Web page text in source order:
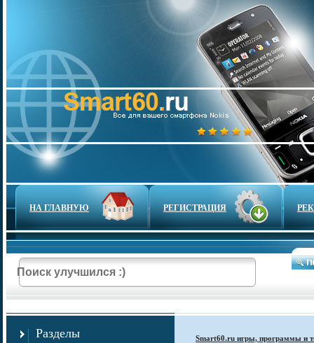
НА ГЛАВНУЮ РЕГИСТРАЦИЯ
Разделы Smart60.ru игры, программы и